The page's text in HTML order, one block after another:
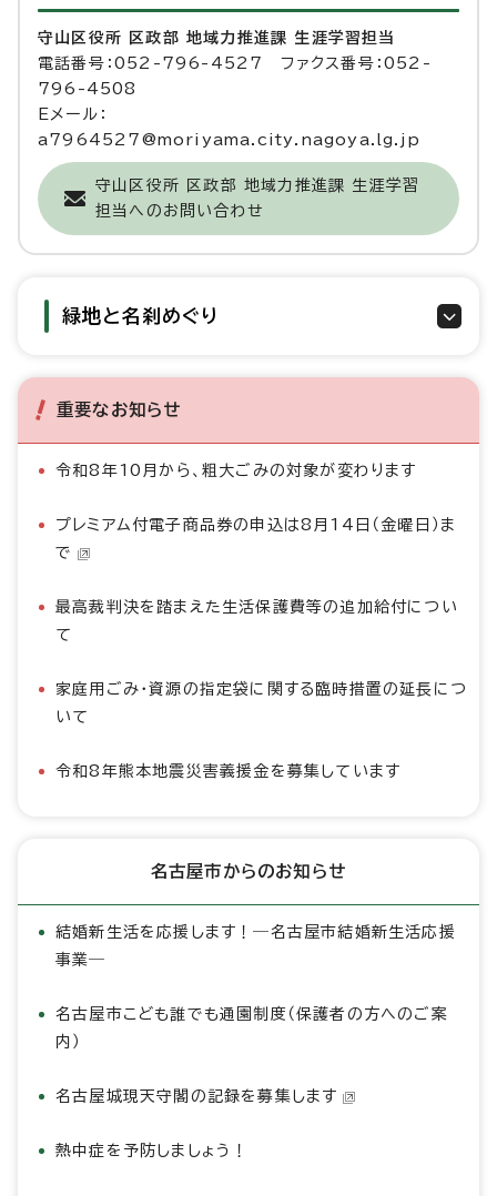
守山区役所 区政部 地域力推進課 生涯学習担当
電話番号：052-796-4527 ファクス番号：052-
796-4508
Eメール：
a7964527@moriyama.city.nagoya.lg.jp
守山区役所 区政部 地域力推進課 生涯学習
担当へのお問い合わせ
緑地と名刹めぐり
重要なお知らせ
令和8年10月から、粗大ごみの対象が変わります
プレミアム付電子商品券の申込は8月14日（金曜日）ま
で
最高裁判決を踏まえた生活保護費等の追加給付につい
て
家庭用ごみ・資源の指定袋に関する臨時措置の延長につ
いて
令和8年熊本地震災害義援金を募集しています
名古屋市からのお知らせ
結婚新生活を応援します！―名古屋市結婚新生活応援
事業―
名古屋市こども誰でも通園制度（保護者の方へのご案
内）
名古屋城現天守閣の記録を募集します
熱中症を予防しましょう！